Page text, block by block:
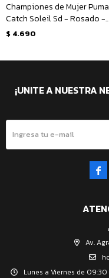
Championes de Mujer Puma
Catch Soleil Sd - Rosado -
Blanco
$ 4.690
Av.
Lunes a Viernes de
¡UNITE A NUESTRA
